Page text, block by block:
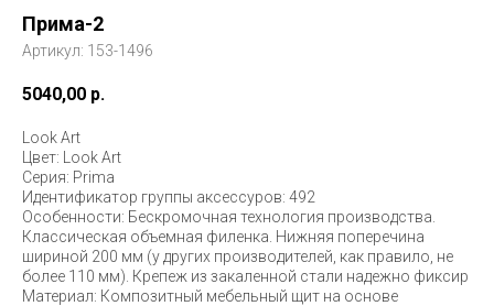
Прима-2
Артикул: 153-1496
5040,00 р.
Look Art
Цвет: Look Art
Серия: Prima
Идентификатор группы аксессуров: 492
Особенности: Бескромочная технология производства.
Классическая объемная филенка. Нижняя поперечина
шириной 200 мм (у других производителей, как правило, не
более 110 мм). Крепеж из закаленной стали надежно фиксир
Материал: Композитный мебельный щит на основе